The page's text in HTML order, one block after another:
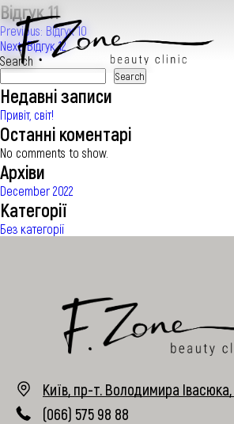
ПРО НАС
ПОСЛУГИ
СПЕЦIАЛIСТИ
UK
Відгук 11
Post
navigation
Previous: Відгук 10
Next: Відгук 12
Search
Search
Недавні записи
Привіт, світ!
Останні коментарі
No comments to show.
Архіви
December 2022
Категорії
Без категорії
Київ, пр-т. Володимира
(066) 575 98 88